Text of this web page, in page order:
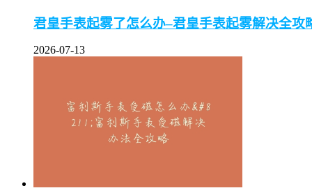
君皇手表起雾了怎么办–君皇手表起雾解决全攻
2026-07-13